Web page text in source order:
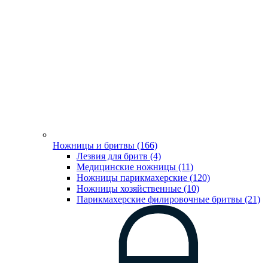
Ножницы и бритвы (166)
Лезвия для бритв (4)
Медицинские ножницы (11)
Ножницы парикмахерские (120)
Ножницы хозяйственные (10)
Парикмахерские филировочные бритвы (21)